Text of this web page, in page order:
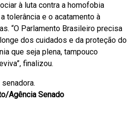
à luta contra a homofobia
tolerância e o acatamento à
“O Parlamento Brasileiro precisa
dos cuidados e da proteção do
que seja plena, tampouco
finalizou.
Agência Senado